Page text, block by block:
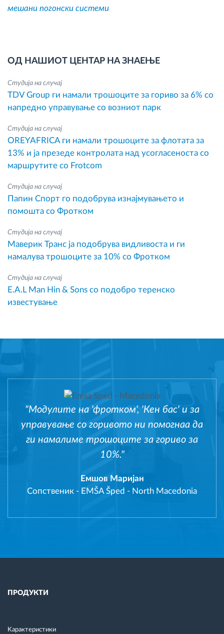
мешани погонски системи
ОД НАШИОТ ЦЕНТАР НА ЗНАЕЊЕ
Студија на случај
TDV Group ги намали трошоците за гориво за 6% со
напредно управување со возниот парк
Студија на случај
OREYAFRICA ги намали трошоците за флотата за
13% и ја презеде контролата над усогласеноста со
маршрутите со Frotcom
Студија на случај
Папин Спорт го подобрува изнајмувањето и
помошта со Фротком
Студија на случај
Маверик Транс ја подобрува видливоста и ги
намалува трошоците за 10% со Фротком
Студија на случај
E.A.L Man Hin & Sons со подобро теренско
известување
"Модулите на 'фротком', 'Кен бас' и за
управување со горивото ни помогнаа да
ги намалиме трошоците за гориво за
10%."
Емшов Маријан
Сопственик - EMŠA Šped - North Macedonia
ПРОДУКТИ
Kарактеристики